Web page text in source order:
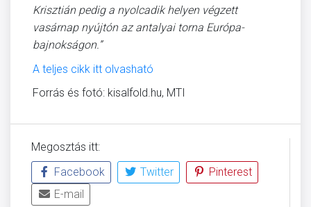
Krisztián pedig a nyolcadik helyen végzett
vasárnap nyújtón az antalyai torna Európa-
bajnokságon.”
A teljes cikk itt olvasható
Forrás és fotó: kisalfold.hu, MTI
Megosztás itt:
Facebook
Twitter
Pinterest
E-mail